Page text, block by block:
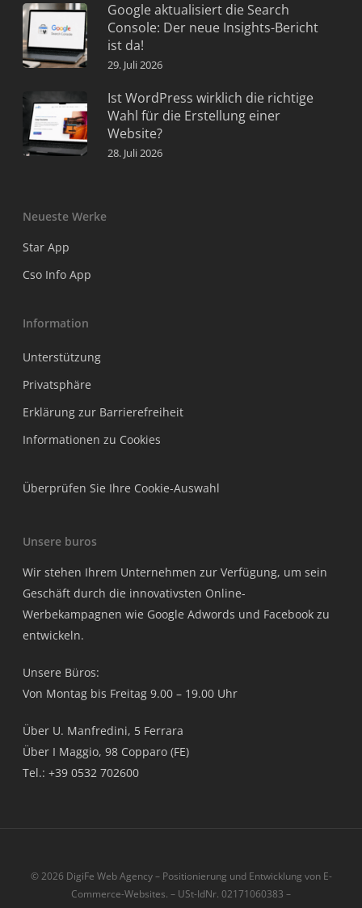
Google aktualisiert die Search
Console: Der neue Insights-Bericht
ist da!
29. Juli 2026
Ist WordPress wirklich die richtige
Wahl für die Erstellung einer
Website?
28. Juli 2026
Neueste Werke
Star App
Cso Info App
Information
Unterstützung
Privatsphäre
Erklärung zur Barrierefreiheit
Informationen zu Cookies
Überprüfen Sie Ihre Cookie-Auswahl
Unsere buros
Wir stehen Ihrem Unternehmen zur Verfügung, um sein
Geschäft durch die innovativsten Online-
Werbekampagnen wie Google Adwords und Facebook zu
entwickeln.
Unsere Büros:
Von Montag bis Freitag 9.00 – 19.00 Uhr
Über U. Manfredini, 5 Ferrara
Über I Maggio, 98 Copparo (FE)
Tel.: +39 0532 702600
© 2026 DigiFe Web Agency – Positionierung und Entwicklung von E-
Commerce-Websites. – USt-IdNr. 02171060383 –